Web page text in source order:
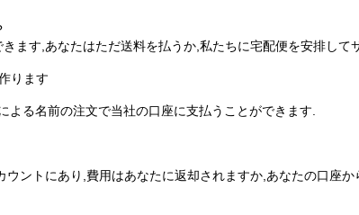
ます,あなたはただ送料を払うか,私たちに宅配便を安排して
ります
る名前の注文で当社の口座に支払うことができます.
ントにあり,費用はあなたに返却されますか,あなたの口座か